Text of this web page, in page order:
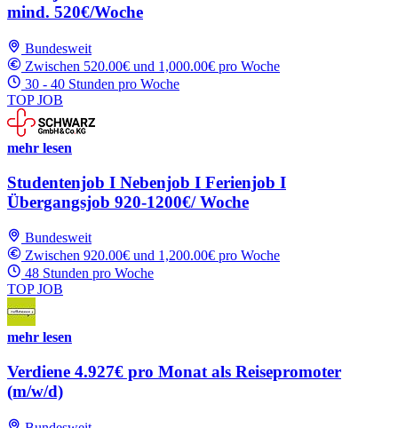
mind. 520€/Woche
Bundesweit
Zwischen 520.00€ und 1,000.00€ pro Woche
30 - 40 Stunden pro Woche
TOP JOB
mehr lesen
Studentenjob I Nebenjob I Ferienjob I
Übergangsjob 920-1200€/ Woche
Bundesweit
Zwischen 920.00€ und 1,200.00€ pro Woche
48 Stunden pro Woche
TOP JOB
mehr lesen
Verdiene 4.927€ pro Monat als Reisepromoter
(m/w/d)